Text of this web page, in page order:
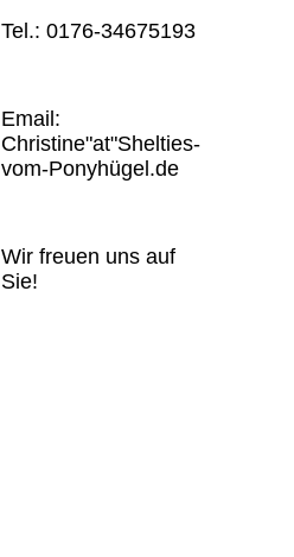
Tel.: 0176-34675193
Email:
Christine"at"Shelties-
vom-Ponyhügel.de
Wir freuen uns auf
Sie!